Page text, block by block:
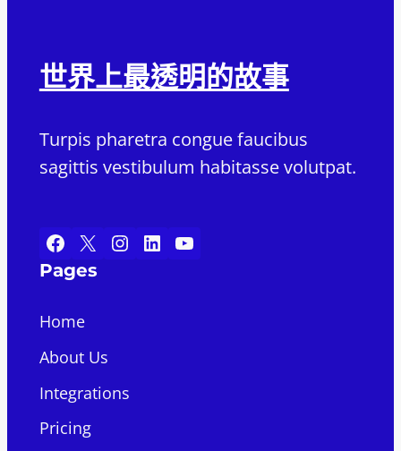
世界上最透明的故事
Turpis pharetra congue faucibus
sagittis vestibulum habitasse volutpat.
Facebook X Instagram LinkedIn YouTube
Pages
Home
About Us
Integrations
Pricing